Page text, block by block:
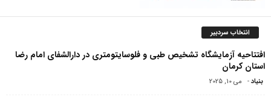
انتخاب سردبیر
افتتاحیه آزمایشگاه تشخیص طبی و فلوسایتومتری در دارالشفای امام رضا
استان کرمان
بنیاد- می 10, 2025